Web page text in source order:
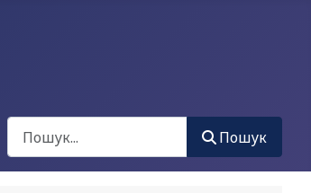
Пошук
Пошук